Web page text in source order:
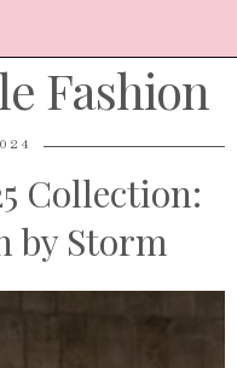
Fashion
Collection:
by Storm